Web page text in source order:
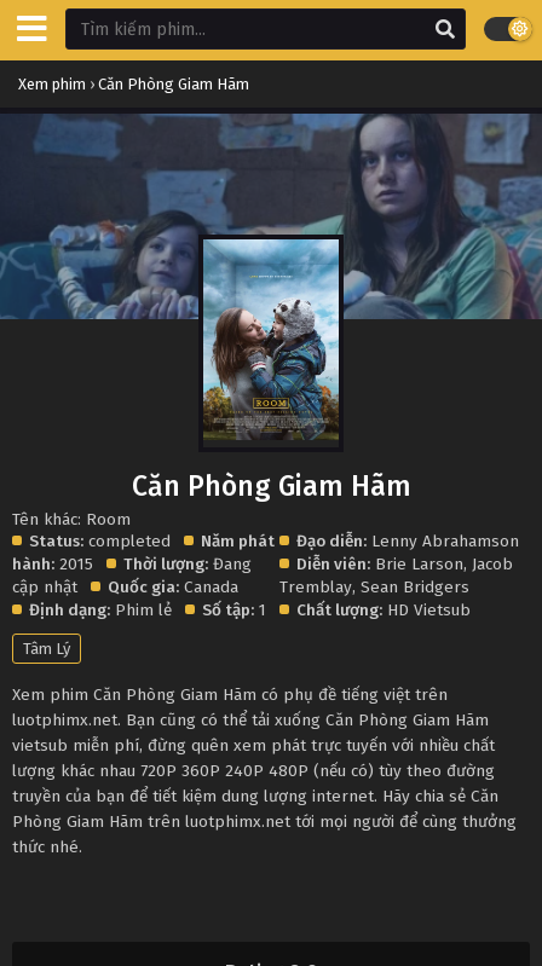
Xem phim › Căn Phòng Giam Hãm
Căn Phòng Giam Hãm
Tên khác: Room
Status: completed
Năm phát
hành: 2015 Thời lượng: Đang
cập nhật
Quốc gia: Canada
Định dạng: Phim lẻ Số tập: 1
Đạo diễn: Lenny Abrahamson
Diễn viên: Brie Larson, Jacob
Tremblay,Sean Bridgers
Chất lượng: HD Vietsub
Tâm Lý
Xem phim Căn Phòng Giam Hãm có phụ đề tiếng việt trên
luotphimx.net. Bạn cũng có thể tải xuống Căn Phòng Giam Hãm
vietsub miễn phí, đừng quên xem phát trực tuyến với nhiều chất
lượng khác nhau 720P 360P 240P 480P (nếu có) tùy theo đường
truyền của bạn để tiết kiệm dung lượng internet. Hãy chia sẻ Căn
Phòng Giam Hãm trên luotphimx.net tới mọi người để cùng thưởng
thức nhé.